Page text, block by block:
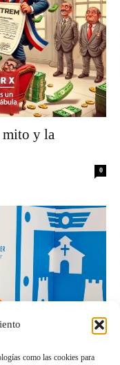
como las cookies para
mito y la
0